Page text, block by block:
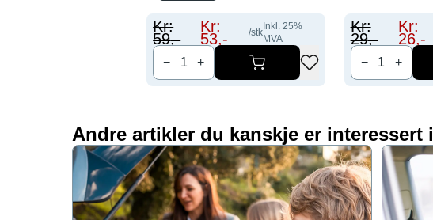
Kr:
59,-
Kr:
53,- /stk
Inkl. 25%
MVA
− +
Kr:
29,-
Kr:
26,-
− +
Andre artikler du kanskje er interessert i